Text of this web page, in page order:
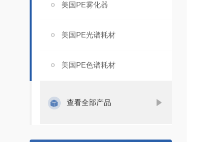
美国PE雾化器
美国PE光谱耗材
美国PE色谱耗材
查看全部产品